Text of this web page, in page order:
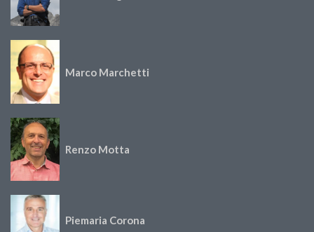
Marco Marchetti
Renzo Motta
Piemaria Corona